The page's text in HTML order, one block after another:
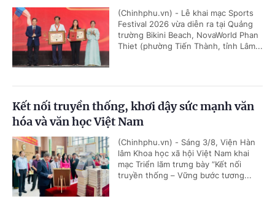
(Chinhphu.vn) - Lễ khai mạc Sports
Festival 2026 vừa diễn ra tại Quảng
trường Bikini Beach, NovaWorld Phan
Thiet (phường Tiến Thành, tỉnh Lâm...
Kết nối truyền thống, khơi dậy sức mạnh văn
hóa và văn học Việt Nam
(Chinhphu.vn) - Sáng 3/8, Viện Hàn
lâm Khoa học xã hội Việt Nam khai
mạc Triển lãm trưng bày “Kết nối
truyền thống – Vững bước tương...